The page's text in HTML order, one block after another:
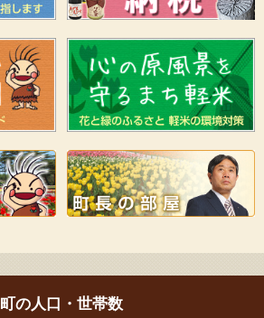
町の人口・世帯数